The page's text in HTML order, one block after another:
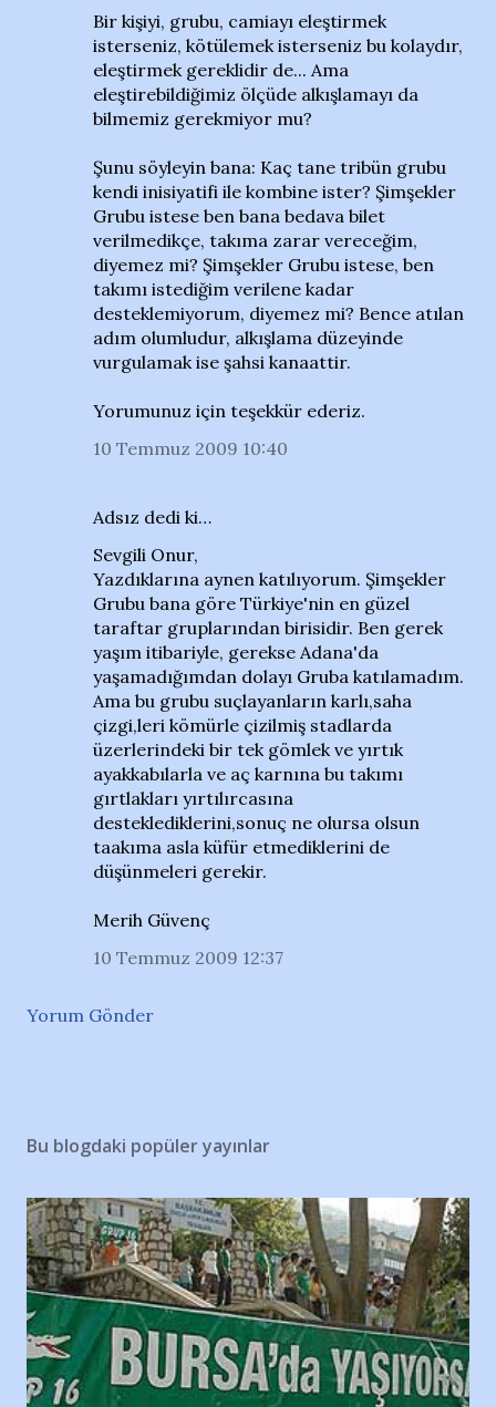
Bir kişiyi, grubu, camiayı eleştirmek
isterseniz, kötülemek isterseniz bu kolaydır,
eleştirmek gereklidir de... Ama
eleştirebildiğimiz ölçüde alkışlamayı da
bilmemiz gerekmiyor mu?
Şunu söyleyin bana: Kaç tane tribün grubu
kendi inisiyatifi ile kombine ister? Şimşekler
Grubu istese ben bana bedava bilet
verilmedikçe, takıma zarar vereceğim,
diyemez mi? Şimşekler Grubu istese, ben
takımı istediğim verilene kadar
desteklemiyorum, diyemez mi? Bence atılan
adım olumludur, alkışlama düzeyinde
vurgulamak ise şahsi kanaattir.
Yorumunuz için teşekkür ederiz.
10 Temmuz 2009 10:40
Adsız dedi ki…
Sevgili Onur,
Yazdıklarına aynen katılıyorum. Şimşekler
Grubu bana göre Türkiye'nin en güzel
taraftar gruplarından birisidir. Ben gerek
yaşım itibariyle, gerekse Adana'da
yaşamadığımdan dolayı Gruba katılamadım.
Ama bu grubu suçlayanların karlı,saha
çizgi,leri kömürle çizilmiş stadlarda
üzerlerindeki bir tek gömlek ve yırtık
ayakkabılarla ve aç karnına bu takımı
gırtlakları yırtılırcasına
desteklediklerini,sonuç ne olursa olsun
taakıma asla küfür etmediklerini de
düşünmeleri gerekir.
Merih Güvenç
10 Temmuz 2009 12:37
Yorum Gönder
Bu blogdaki popüler yayınlar